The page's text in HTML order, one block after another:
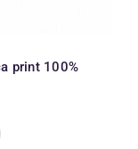
print 100%